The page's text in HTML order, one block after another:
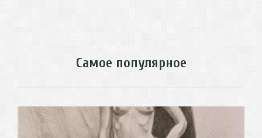
Самое популярное